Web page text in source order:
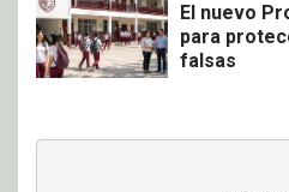
El nuevo
para
falsas